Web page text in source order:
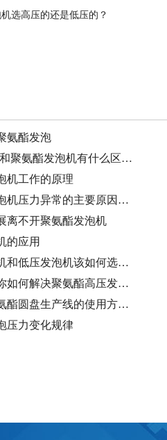
选高压的还是低压的？
氨酯发泡
聚氨酯发泡机有什么区…
机工作的原理
机压力异常的主要原因…
离不开聚氨酯发泡机
的应用
和低压发泡机该如何选…
如何解决聚氨酯高压发…
酯圆盘生产线的使用方…
压力变化规律